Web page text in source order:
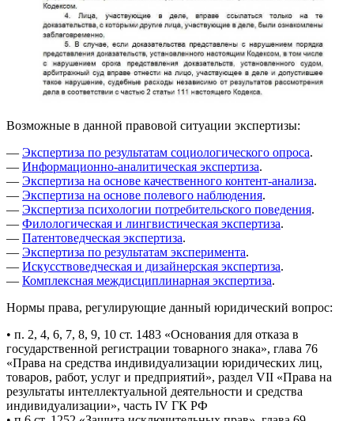
Возможные в данной правовой ситуации экспертизы:
— Экспертиза по результатам социологического опроса.
— Информационно-аналитическая экспертиза.
— Экспертиза на основе качественного контент-анализа.
— Экспертиза на основе полевого наблюдения.
— Экспертиза психологии потребительского поведения.
— Филологическая и лингвистическая экспертиза.
— Патентоведческая экспертиза.
— Экспертиза по результатам эксперимента.
— Искусствоведческая и дизайнерская экспертиза.
— Комплексная междисциплинарная экспертиза.
Нормы права, регулирующие данный юридический вопрос:
• п. 2, 4, 6, 7, 8, 9, 10 ст. 1483 «Основания для отказа в
государственной регистрации товарного знака», глава 76
«Права на средства индивидуализации юридических лиц,
товаров, работ, услуг и предприятий», раздел VII «Права на
результаты интеллектуальной деятельности и средства
индивидуализации», часть IV ГК РФ